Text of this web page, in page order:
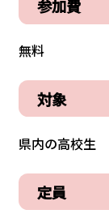
参加費
無料
対象
県内の高校生
定員